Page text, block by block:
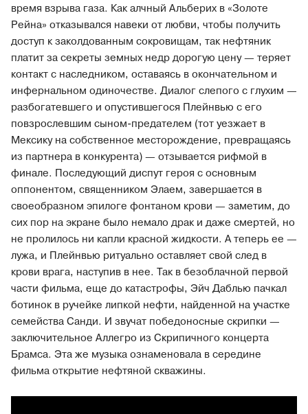
время взрыва газа. Как алчный Альберих в «Золоте
Рейна» отказывался навеки от любви, чтобы получить
доступ к заколдованным сокровищам, так нефтяник
платит за секреты земных недр дорогую цену — теряет
контакт с наследником, оставаясь в окончательном и
инфернальном одиночестве. Диалог слепого с глухим —
разбогатевшего и опустившегося Плейнвью с его
повзрослевшим сыном-предателем (тот уезжает в
Мексику на собственное месторождение, превращаясь
из партнера в конкурента) — отзывается рифмой в
финале. Последующий диспут героя с основным
оппонентом, священником Элаем, завершается в
своеобразном эпилоге фонтаном крови — заметим, до
сих пор на экране было немало драк и даже смертей, но
не пролилось ни капли красной жидкости. А теперь ее —
лужа, и Плейнвью ритуально оставляет свой след в
крови врага, наступив в нее. Так в безоблачной первой
части фильма, еще до катастрофы, Эйч Даблью пачкал
ботинок в ручейке липкой нефти, найденной на участке
семейства Санди. И звучат победоносные скрипки —
заключительное Аллегро из Скрипичного концерта
Брамса. Эта же музыка ознаменовала в середине
фильма открытие нефтяной скважины.